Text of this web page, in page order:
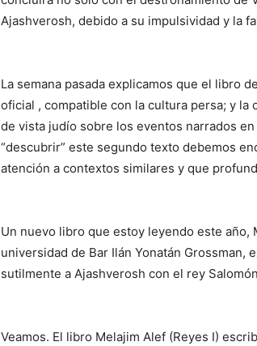
Ajashverosh, debido a su impulsividad y la
La semana pasada explicamos que el libro
oficial , compatible con la cultura persa; y
de vista judío sobre los eventos narrados
“descubrir” este segundo texto debemos
atención a contextos similares y que
Un nuevo libro que estoy leyendo este
universidad de Bar Ilán Yonatán Grossman,
sutilmente a Ajashverosh con el rey
Veamos. El libro Melajim Alef (Reyes I)